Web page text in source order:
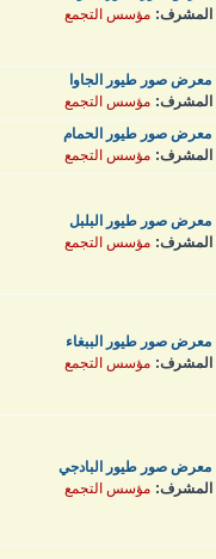
المشرف: مؤسس التجمع
معرض صور طيور الجاوا
المشرف: مؤسس التجمع
معرض صور طيور الحمام
المشرف: مؤسس التجمع
معرض صور طيور البلبل
المشرف: مؤسس التجمع
معرض صور طيور الببغاء
المشرف: مؤسس التجمع
معرض صور طيور البادجي
المشرف: مؤسس التجمع